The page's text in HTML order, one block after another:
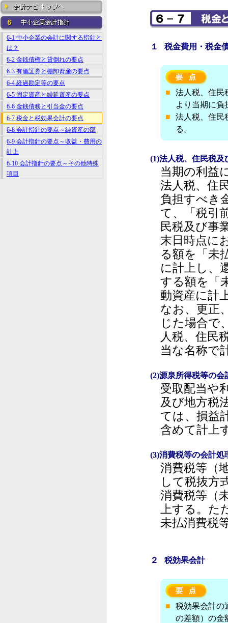
6-1 中小企業の会計に関する指針と
は？
6-2 金銭債権と貸倒れの要点
6-3 有価証券と棚卸資産の要点
6-4 経過勘定等の要点
6-5 固定資産と繰延資産の要点
6-6 金銭債務と引当金の要点
6-7 税金と税効果会計の要点
6-8 会計指針の要点～純資産の部
6-9 会計指針の要点～収益・費用の
計上
6-10 会計指針の要点～その他特殊
項目
１ 税金費用・税金
■
法人税、住民
より当期に負
■
法人税、住民
る。
(1)法人税、住民税及
当期の利益
法人税、住
負担すべき
て、「税引
民税及び事
末日時点に
る額を「未
に計上し、
する額を「
動資産に計
なお、更正
じた場合で
人税、住民
当な名称で
(2)源泉所得税等の会
受取配当や
及び地方税
ては、損益
含めて計上
(3)消費税等の会計処
消費税等（
して税抜方
消費税等（
上する。
未払消費税
２ 税効果会計
■
税効果会計の
の差額）の金